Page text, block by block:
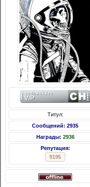
Титул:
Сообщений: 2935
Награды: 2936
Репутация:
9195